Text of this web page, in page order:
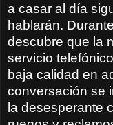
a casar al día
hablarán.
descubre que la
servicio
baja calidad en
conversación se
la desesperante